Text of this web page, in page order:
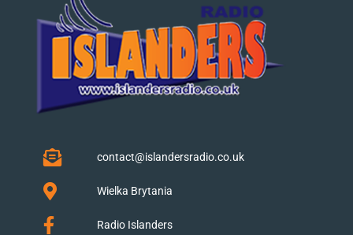
contact@islandersradio.co.uk
Wielka Brytania
Radio Islanders